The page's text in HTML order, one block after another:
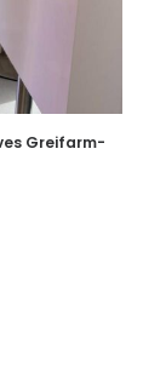
Greifarm-